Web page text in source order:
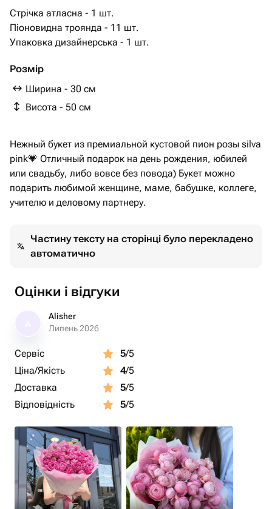
Стрічка атласна - 1 шт.
Піоновидна троянда - 11 шт.
Упаковка дизайнерська - 1 шт.
Розмір
Ширина - 30 см
Висота - 50 см
Нежный букет из премиальной кустовой пион розы silva
pink💗 Отличный подарок на день рождения, юбилей
или свадьбу, либо вовсе без повода) Букет можно
подарить любимой женщине, маме, бабушке, коллеге,
учителю и деловому партнеру.
Частину тексту на сторінці було перекладено
автоматично
Оцінки і відгуки
Alisher
Липень 2026
Сервіс 5/5
Ціна/Якість
4/5
Доставка
5/5
Відповідність
5/5